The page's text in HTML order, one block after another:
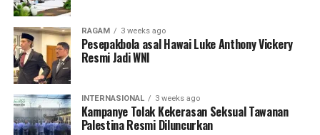
RAGAM 3 weeks ago
Pesepakbola asal Hawai Luke Anthony Vickery
Resmi Jadi WNI
INTERNASIONAL 3 weeks ago
Kampanye Tolak Kekerasan Seksual Tawanan
Palestina Resmi Diluncurkan